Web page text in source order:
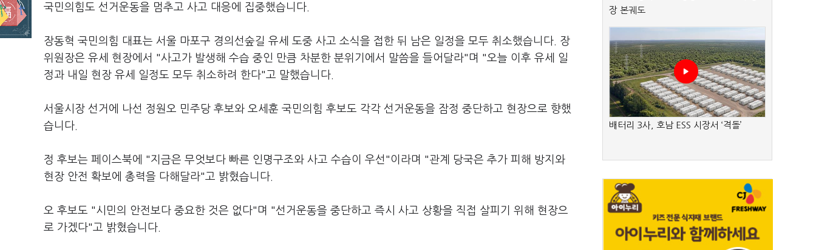
국민의힘도 선거운동을 멈추고 사고 대응에 집중했습니다.
장동혁 국민의힘 대표는 서울 마포구 경의선숲길 유세 도중 사고 소식을 접한 뒤 남은 일정을 모두 취소했습니다. 장
위원장은 유세 현장에서 "사고가 발생해 수습 중인 만큼 차분한 분위기에서 말씀을 들어달라"며 "오늘 이후 유세 일
정과 내일 현장 유세 일정도 모두 취소하려 한다"고 말했습니다.
서울시장 선거에 나선 정원오 민주당 후보와 오세훈 국민의힘 후보도 각각 선거운동을 잠정 중단하고 현장으로 향했
습니다.
정 후보는 페이스북에 "지금은 무엇보다 빠른 인명구조와 사고 수습이 우선"이라며 "관계 당국은 추가 피해 방지와
현장 안전 확보에 총력을 다해달라"고 밝혔습니다.
오 후보도 "시민의 안전보다 중요한 것은 없다"며 "선거운동을 중단하고 즉시 사고 상황을 직접 살피기 위해 현장으
로 가겠다"고 밝혔습니다.
장 본궤도
배터리 3사, 호남 ESS 시장서 ‘격돌’